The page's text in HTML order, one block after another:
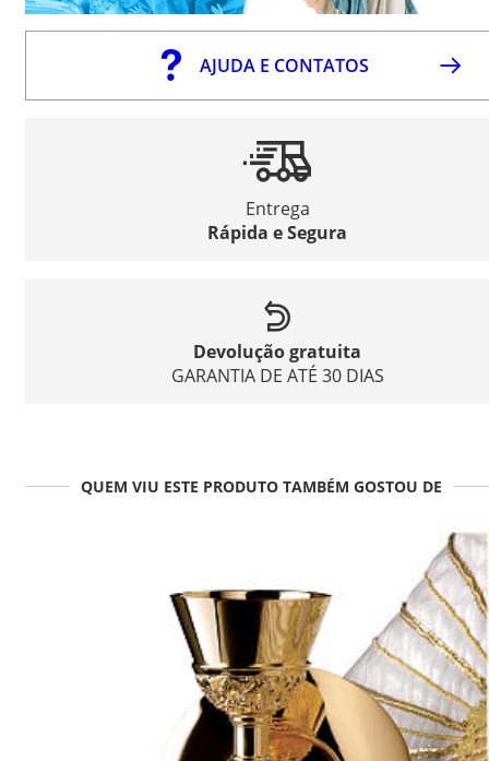
AJUDA E CONTATOS
Entrega
Rápida e Segura
Devolução gratuita
GARANTIA DE ATÉ 30 DIAS
QUEM VIU ESTE PRODUTO TAMBÉM GOSTOU DE